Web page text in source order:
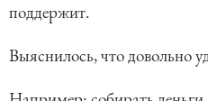
поддержит.
Выяснилось, что довольно